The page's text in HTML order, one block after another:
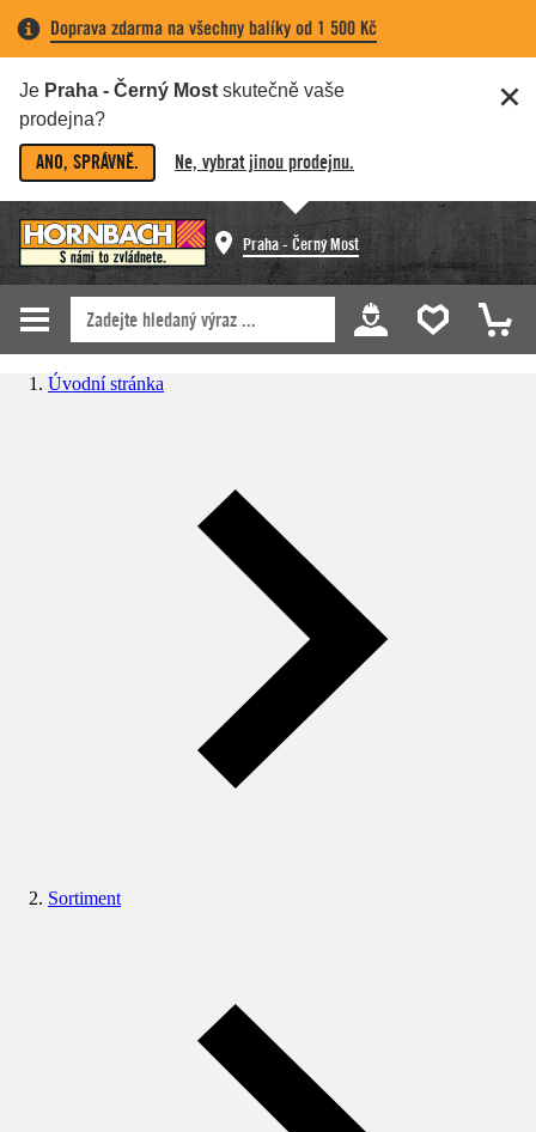
Doprava zdarma na všechny balíky od 1 500 Kč
Je Praha - Černý Most skutečně vaše
prodejna?
ANO, SPRÁVNĚ. Ne, vybrat jinou prodejnu.
Praha - Černý Most
Úvodní stránka
Sortiment